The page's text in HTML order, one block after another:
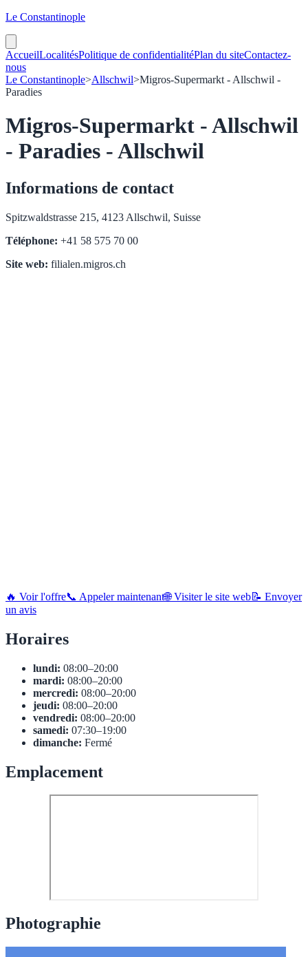
Le Constantinople
AccueilLocalitésPolitique de confidentialitéPlan du siteContactez-
nous
Le Constantinople>Allschwil>Migros-Supermarkt - Allschwil -
Paradies
Migros-Supermarkt - Allschwil
- Paradies - Allschwil
Informations de contact
Spitzwaldstrasse 215, 4123 Allschwil, Suisse
Téléphone: +41 58 575 70 00
Site web: filialen.migros.ch
🔥 Voir l'offre📞 Appeler maintenant🌐 Visiter le site web📝 Envoyer
un avis
Horaires
lundi: 08:00–20:00
mardi: 08:00–20:00
mercredi: 08:00–20:00
jeudi: 08:00–20:00
vendredi: 08:00–20:00
samedi: 07:30–19:00
dimanche: Fermé
Emplacement
Photographie